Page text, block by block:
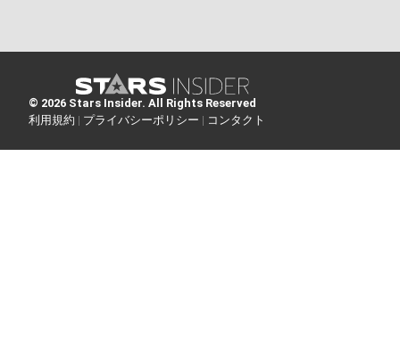
© 2026 Stars Insider. All Rights Reserved
利用規約 | プライバシーポリシー | コンタクト